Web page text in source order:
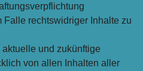
rechtswidriger Inhalte zu
und zukünftige
von allen Inhalten aller